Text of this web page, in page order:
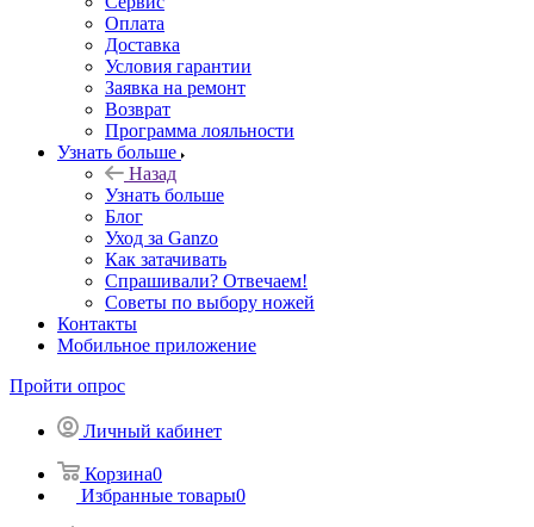
Оплата
Доставка
Условия гарантии
Заявка на ремонт
Возврат
Программа лояльности
Узнать больше
Назад
Узнать больше
Блог
Уход за Ganzo
Как затачивать
Спрашивали? Отвечаем!
Советы по выбору ножей
Контакты
Мобильное приложение
Пройти опрос
Личный кабинет
Корзина0
Избранные товары0